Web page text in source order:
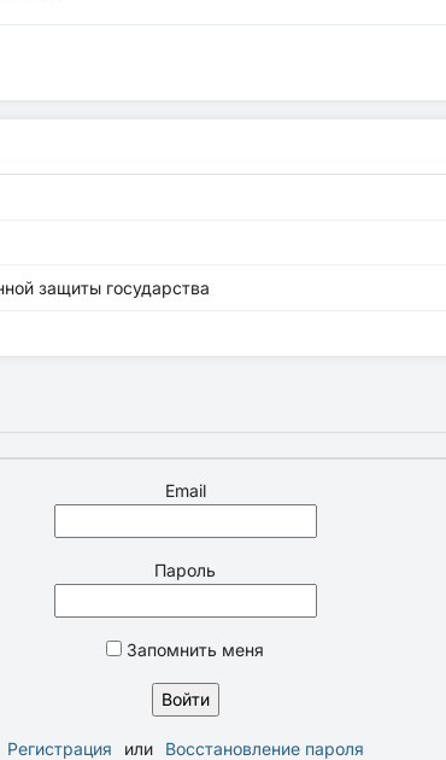
защиты государства
Email
Пароль
Запомнить меня
Регистрация или Восстановление пароля